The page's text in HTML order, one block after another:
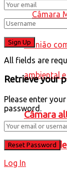
Câmara
All fields are
Retrieve your
Please enter
password.
Log In